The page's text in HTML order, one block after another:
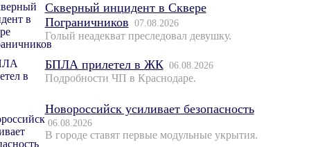
Скверный инцидент в Сквере
Пограничников 07.08.2026
Голый неадекват преследовал девушку.
БПЛА прилетел в ЖК 06.08.2026
Подробности ЧП в Краснодаре.
Новороссийск усиливает безопасность
06.08.2026
В городе ставят первые модульные укрытия.